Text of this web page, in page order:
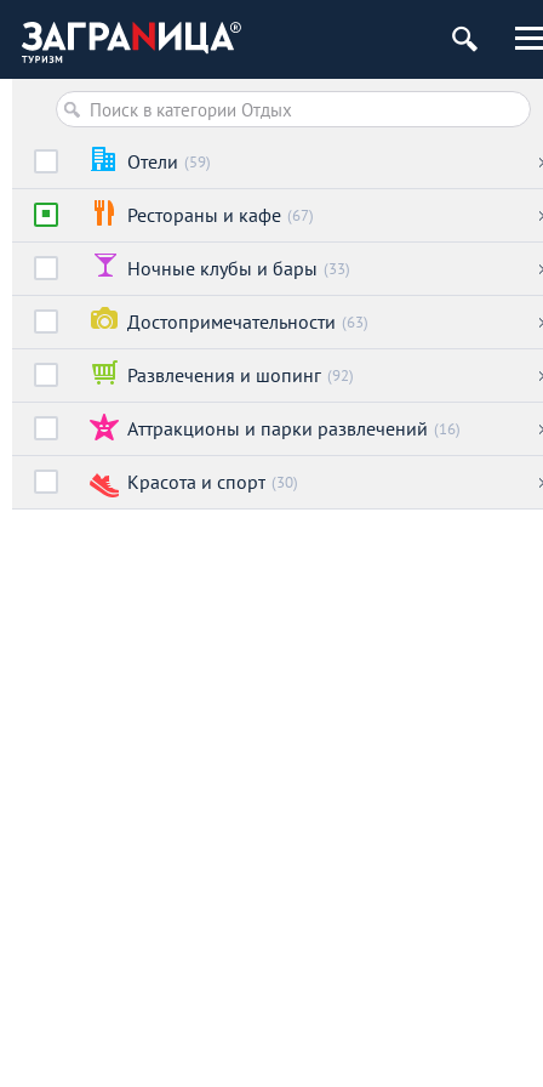
Отели (59)
Рестораны и кафе (67)
Ночные клубы и бары (33)
Достопримечательности (63)
Развлечения и шопинг (92)
Аттракционы и парки развлечений (16)
Красота и спорт (30)